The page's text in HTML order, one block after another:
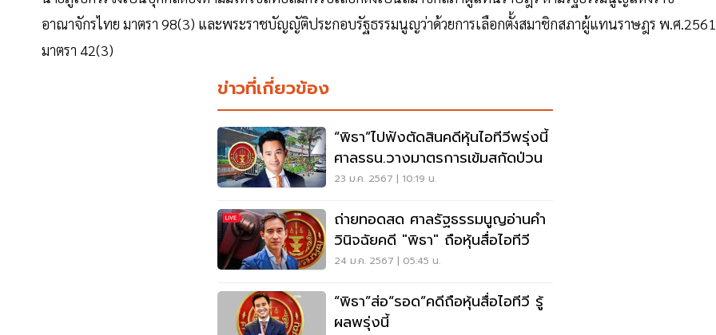
อาณาจักรไทย มาตรา 98(3) และพระราชบัญญัติประกอบรัฐธรรมนูญว่าด้วยการเลือกตั้งสมาชิกสภาผู้แทนราษฎร พ.ศ.2561
มาตรา 42(3)
ข่าวที่เกี่ยวข้อง
“พิธา”ไปฟังตัดสินคดีหุ้นไอทีวีพรุ่งนี้
ศาลรธน.วางมาตรการเข้มสกัดป่วน
23 ม.ค. 2567 | 10:19 น.
ถ่ายทอดสด ศาลรัฐธรรมนูญอ่านคำ
วินิจฉัยคดี "พิธา" ถือหุ้นสื่อไอทีวี
24 ม.ค. 2567 | 05:45 น.
“พิธา”ส่อ“รอด”คดีถือหุ้นสื่อไอทีวี รู้
ผลพรุ่งนี้